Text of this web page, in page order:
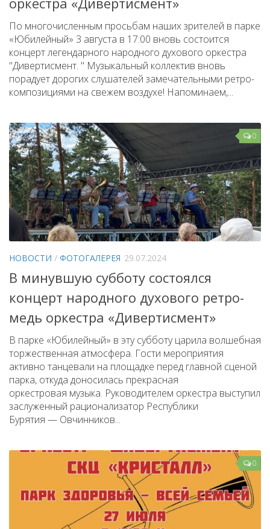
По многочисленным просьбам наших зрителей в парке
«Юбилейный» 3 августа в 17:00 вновь состоится
концерт легендарного народного духового оркестра
"Дивертисмент. " Музыкальный коллектив вновь
порадует дорогих слушателей замечательными ретро-
композициями на свежем воздухе! Напоминаем,...
0
НОВОСТИ / ФОТОГАЛЕРЕЯ 29.07.2024
В минувшую субботу состоялся
концерт народного духового ретро-
медь оркестра «Дивертисмент»
В парке «Юбилейный» в эту субботу царила волшебная
торжественная атмосфера. Гости мероприятия
активно танцевали на площадке перед главной сценой
парка, откуда доносилась прекрасная
оркестровая музыка. Руководителем оркестра выступил
заслуженный рационализатор Республики
Бурятия — Овчинников...
0